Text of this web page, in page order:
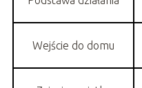
Wejście do domu